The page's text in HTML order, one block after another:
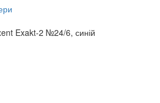
Exakt-2 №24/6, синій